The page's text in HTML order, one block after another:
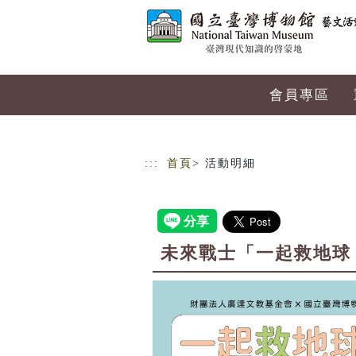
會員專區
::: 首頁 > 活動明細
未來戰士「一起救地